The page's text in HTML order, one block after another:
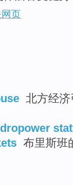
页
北方经
布里斯班